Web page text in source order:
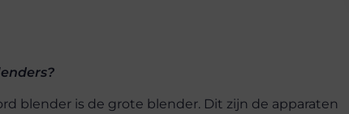
blender is de grote blender. Dit zijn de apparaten